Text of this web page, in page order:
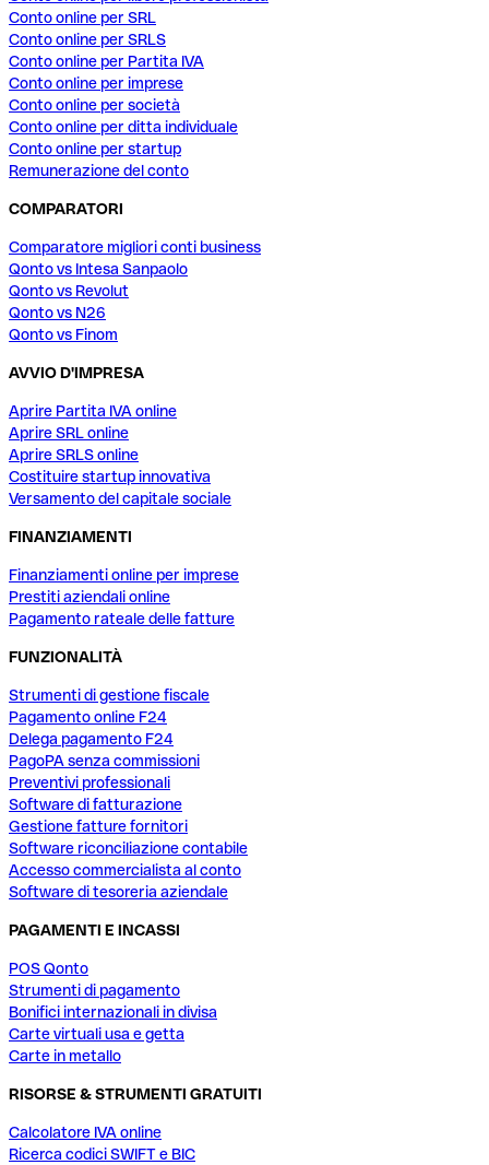
Conto online per SRL
Conto online per SRLS
Conto online per Partita IVA
Conto online per imprese
Conto online per società
Conto online per ditta individuale
Conto online per startup
Remunerazione del conto
COMPARATORI
Comparatore migliori conti business
Qonto vs Intesa Sanpaolo
Qonto vs Revolut
Qonto vs N26
Qonto vs Finom
AVVIO D'IMPRESA
Aprire Partita IVA online
Aprire SRL online
Aprire SRLS online
Costituire startup innovativa
Versamento del capitale sociale
FINANZIAMENTI
Finanziamenti online per imprese
Prestiti aziendali online
Pagamento rateale delle fatture
FUNZIONALITÀ
Strumenti di gestione fiscale
Pagamento online F24
Delega pagamento F24
PagoPA senza commissioni
Preventivi professionali
Software di fatturazione
Gestione fatture fornitori
Software riconciliazione contabile
Accesso commercialista al conto
Software di tesoreria aziendale
PAGAMENTI E INCASSI
POS Qonto
Strumenti di pagamento
Bonifici internazionali in divisa
Carte virtuali usa e getta
Carte in metallo
RISORSE & STRUMENTI GRATUITI
Calcolatore IVA online
Ricerca codici SWIFT e BIC